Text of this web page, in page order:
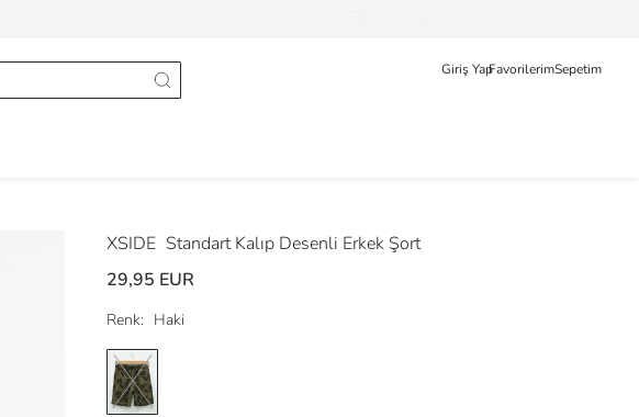
Giriş YapFavorilerimSepetim
XSIDE Standart Kalıp Desenli Erkek Şort
29,95 EUR
Renk: Haki